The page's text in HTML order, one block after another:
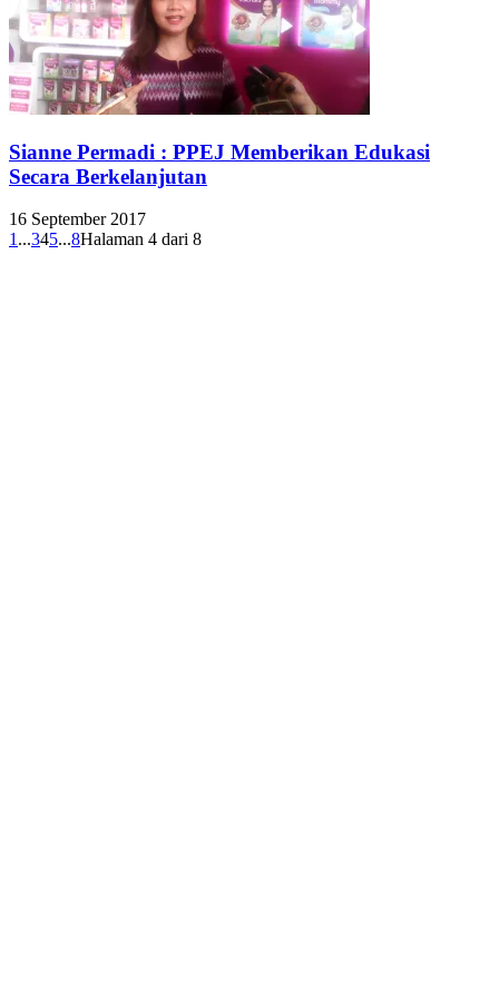
Sianne Permadi : PPEJ Memberikan Edukasi
Secara Berkelanjutan
16 September 2017
1...345...8Halaman 4 dari 8